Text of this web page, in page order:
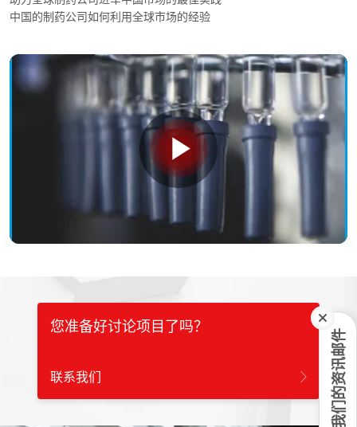
订阅我们的资讯邮件
中国的制药公司如何利用全球市场的经验
Play
Video
您准备好讨论项目了吗？
联系我们